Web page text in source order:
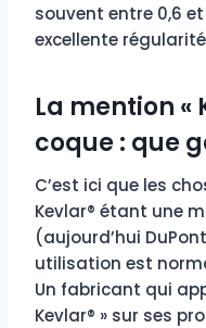
souvent entre 0,6
excellente
La mention «
coque : que
C’est ici que les
Kevlar® étant une
(aujourd’hui
utilisation est
Un fabricant qui
Kevlar® » sur ses